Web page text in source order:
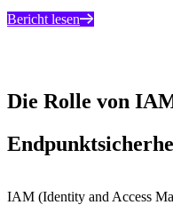
Bericht lesen
Die Rolle von
IAM (Identity and Access